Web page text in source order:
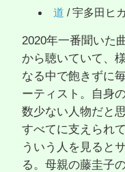
道 / 宇多田ヒ
2020年一番聞いた
から聴いていて、
なる中で飽きずに
ーティスト。自身
数少ない人物だと
すべてに支えられ
ういう人を見ると
る。母親の藤圭子